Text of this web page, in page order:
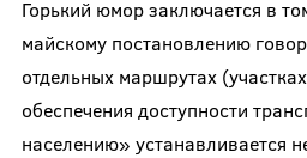
Горький юмор заключается в
майскому постановлению
отдельных маршрутах
обеспечения доступности
населению» устанавливается